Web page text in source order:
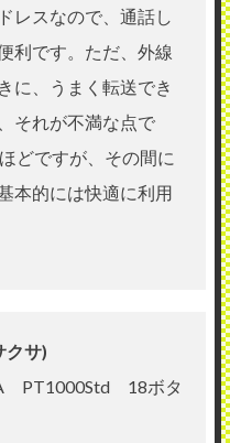
レスなので、通話し
利です。ただ、外線
に、うまく転送でき
それが不満な点で
どですが、その間に
本的には快適に利用
クサ)
PT1000Std 18ボタ